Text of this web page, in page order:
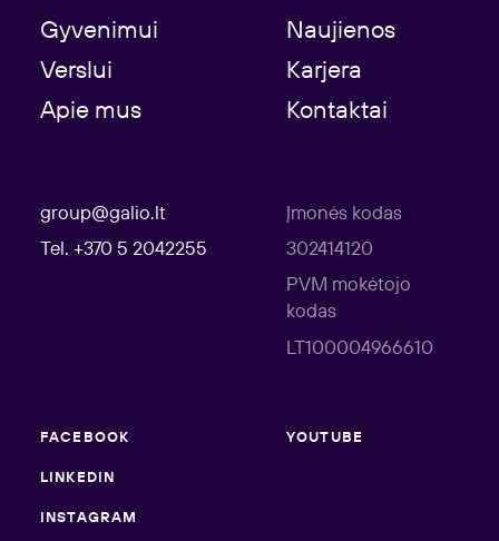
Gyvenimui
Naujienos
Verslui
Karjera
Apie mus
Kontaktai
group@galio.lt
Tel. +370 5 2042255
Įmonės kodas
302414120
PVM mokėtojo
kodas
LT100004966610
FACEBOOK
LINKEDIN
INSTAGRAM
YOUTUBE